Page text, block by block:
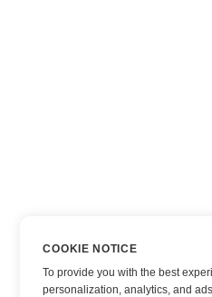
COOKIE NOTICE
To provide you with the best
personalization, analytics, and